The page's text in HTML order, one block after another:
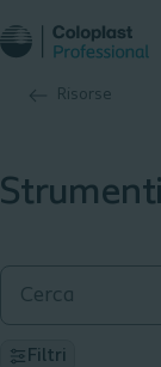
Risorse
Filtri